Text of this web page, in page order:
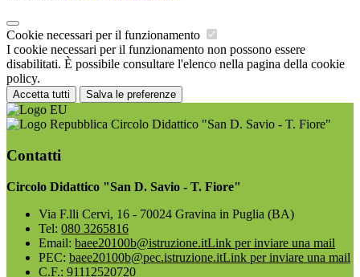
Cookie necessari per il funzionamento
I cookie necessari per il funzionamento non possono essere
disabilitati. È possibile consultare l'elenco nella pagina della cookie
policy.
Accetta tutti Salva le preferenze
Circolo Didattico "San D. Savio - T. Fiore"
Contatti
Circolo Didattico "San D. Savio - T. Fiore"
Via F.lli Cervi, 16 - 70024 Gravina in Puglia (BA)
Tel: 080 3265816
Email: baee20100b@istruzione.itLink per inviare una mail
PEC: baee20100b@pec.istruzione.itLink per inviare una mail
C.F.: 91112520720